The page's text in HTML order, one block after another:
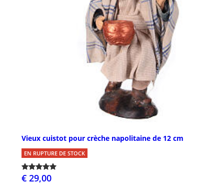
Vieux cuistot pour crèche napolitaine de 12 cm
EN RUPTURE DE STOCK
€ 29,00